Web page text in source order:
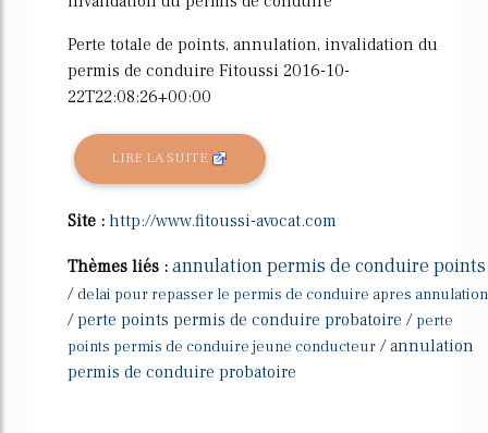
Perte totale de points, annulation, invalidation du
permis de conduire Fitoussi 2016-10-
22T22:08:26+00:00
LIRE LA SUITE
Site : http://www.fitoussi-avocat.com
Thèmes liés : annulation permis de conduire points
/ delai pour repasser le permis de conduire apres annulation
/perte points permis de conduire probatoire / perte
points permis de conduire jeune conducteur /annulation
permis de conduire probatoire